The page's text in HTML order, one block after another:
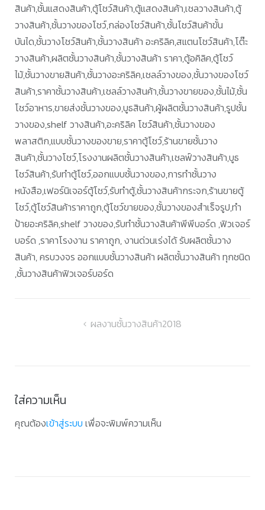
สินค้า,ชั้นแสดงสินค้า,ตู้โชว์สินค้า,ตู้แสดงสินค้า,เชลวางสินค้า,ตู้
วางสินค้า,ชั้นวางของโชว์,กล่องโชว์สินค้า,ชั้นโชว์สินค้าขั้น
บันได,ชั้นวางโชว์สินค้า,ชั้นวางสินค้า อะคริลิค,สแตนโชว์สินค้า,โต๊ะ
วางสินค้า,ผลิตชั้นวางสินค้า,ชั้นวางสินค้า ราคา,ตู้อคิลิค,ตู้โชว์
ไม้,ชั้นวางขายสินค้า,ชั้นวางอะคริลิค,เชลล์วางของ,ชั้นวางของโชว์
สินค้า,ราคาชั้นวางสินค้า,เชลล์วางสินค้า,ชั้นวางขายของ,ชั้นไม้,ชั้น
โชว์อาหาร,ขายส่งชั้นวางของ,บูธสินค้า,ผู้ผลิตชั้นวางสินค้า,รูปชั้น
วางของ,shelf วางสินค้า,อะคริลิค โชว์สินค้า,ชั้นวางของ
พลาสติก,แบบชั้นวางของขาย,ราคาตู้โชว์,ร้านขายชั้นวาง
สินค้า,ชั้นวางโชว์,โรงงานผลิตชั้นวางสินค้า,เชลฟ์วางสินค้า,บูธ
โชว์สินค้า,รับทำตู้โชว์,ออกแบบชั้นวางของ,การทำชั้นวาง
หนังสือ,เฟอร์นิเจอร์ตู้โชว์,รับทำตู้,ชั้นวางสินค้ากระจก,ร้านขายตู้
โชว์,ตู้โชว์สินค้าราคาถูก,ตู้โชว์ขายของ,ชั้นวางของสำเร็จรูป,ทำ
ป้ายอะคริลิค,shelf วางของ,รับทำชั้นวางสินค้าพีพีบอร์ด ,ฟิวเจอร์
บอร์ด ,ราคาโรงงาน ราคาถูก, งานด่วนเร่งได้ รับผลิตชั้นวาง
สินค้า, ครบวงจร ออกแบบชั้นวางสินค้า ผลิตชั้นวางสินค้า ทุกชนิด
,ชั้นวางสินค้าฟิวเจอร์บอร์ด
ผลงานชั้นวางสินค้า2018
ใส่ความเห็น
คุณต้องเข้าสู่ระบบ เพื่อจะพิมพ์ความเห็น